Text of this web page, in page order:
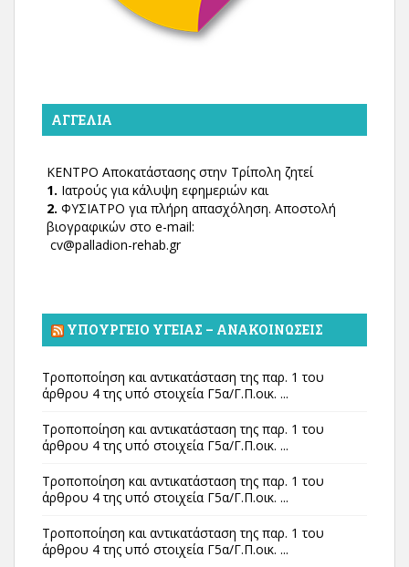
ΑΓΓΕΛΊΑ
ΚΕΝΤΡΟ Αποκατάστασης στην Τρίπολη ζητεί
1. Ιατρούς για κάλυψη εφημεριών και
2. ΦΥΣΙΑΤΡΟ για πλήρη απασχόληση. Αποστολή
βιογραφικών στο e-mail:
cv@palladion-rehab.gr
ΥΠΟΥΡΓΕΊΟ ΥΓΕΊΑΣ – ΑΝΑΚΟΙΝΏΣΕΙΣ
Τροποποίηση και αντικατάσταση της παρ. 1 του
άρθρου 4 της υπό στοιχεία Γ5α/Γ.Π.οικ. ...
Τροποποίηση και αντικατάσταση της παρ. 1 του
άρθρου 4 της υπό στοιχεία Γ5α/Γ.Π.οικ. ...
Τροποποίηση και αντικατάσταση της παρ. 1 του
άρθρου 4 της υπό στοιχεία Γ5α/Γ.Π.οικ. ...
Τροποποίηση και αντικατάσταση της παρ. 1 του
άρθρου 4 της υπό στοιχεία Γ5α/Γ.Π.οικ. ...